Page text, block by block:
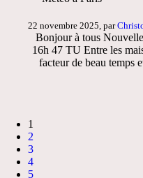
22 novembre 2025, par
Bonjour à tous
16h 47 TU Entre les
facteur de beau temps
1
2
3
4
5